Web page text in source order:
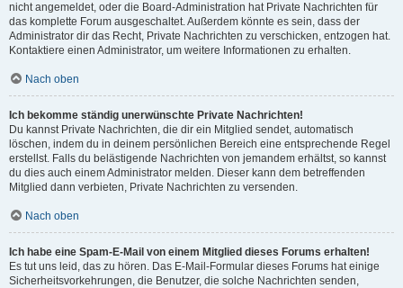
nicht angemeldet, oder die Board-Administration hat Private Nachrichten für
das komplette Forum ausgeschaltet. Außerdem könnte es sein, dass der
Administrator dir das Recht, Private Nachrichten zu verschicken, entzogen hat.
Kontaktiere einen Administrator, um weitere Informationen zu erhalten.
Nach oben
Ich bekomme ständig unerwünschte Private Nachrichten!
Du kannst Private Nachrichten, die dir ein Mitglied sendet, automatisch
löschen, indem du in deinem persönlichen Bereich eine entsprechende Regel
erstellst. Falls du belästigende Nachrichten von jemandem erhältst, so kannst
du dies auch einem Administrator melden. Dieser kann dem betreffenden
Mitglied dann verbieten, Private Nachrichten zu versenden.
Nach oben
Ich habe eine Spam-E-Mail von einem Mitglied dieses Forums erhalten!
Es tut uns leid, das zu hören. Das E-Mail-Formular dieses Forums hat einige
Sicherheitsvorkehrungen, die Benutzer, die solche Nachrichten senden,